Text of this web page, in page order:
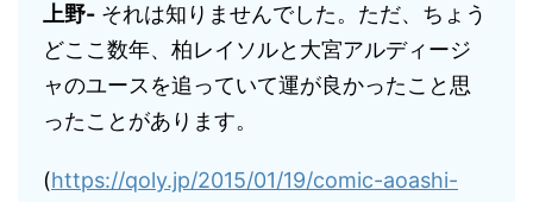
上野- それは知りませんでした。ただ、ちょう
どここ数年、柏レイソルと大宮アルディージ
ャのユースを追っていて運が良かったこと思
ったことがあります。
(https://qoly.jp/2015/01/19/comic-aoashi-